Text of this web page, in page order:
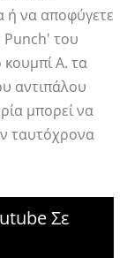
ή να αποφύγετε
Punch' του
A. τα
αντιπάλου
μπορεί να
ταυτόχρονα
Σε